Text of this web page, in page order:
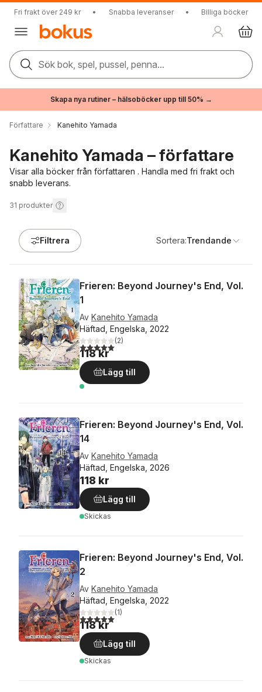
Fri frakt över 249 kr • Snabba leveranser • Billiga böcker
Sök bok, spel, pussel, penna...
Skapa nya rutiner – hälsoböcker upp till 50% →
Författare Kanehito Yamada
Kanehito Yamada – författare
Visar alla böcker från författaren . Handla med fri frakt och
snabb leverans.
31 produkter
Filtrera Sortera:Trendande
Frieren: Beyond Journey's End, Vol.
1
Av Kanehito Yamada
Häftad, Engelska, 2022
5,0utav 5 stjärnor. Totalt antal röster:
(2)
118 kr
Lägg till
Frieren: Beyond Journey's End, Vol.
14
Av Kanehito Yamada
Häftad, Engelska, 2026
118 kr
Lägg till
Skickas
Frieren: Beyond Journey's End, Vol.
2
Av Kanehito Yamada
Häftad, Engelska, 2022
5,0utav 5 stjärnor. Totalt antal röster:
(1)
118 kr
Lägg till
Skickas